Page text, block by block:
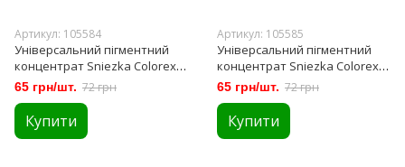
Артикул: 105584
Універсальний пігментний
концентрат Sniezka Colorex
54 вересовий 100 мл (105584)
65 грн/шт. 72 грн
Купити
Артикул: 105585
Універсальний пігментний
концентрат Sniezka Colorex
71 горіх середній 100 мл
(105585)
65 грн/шт. 72 грн
Купити